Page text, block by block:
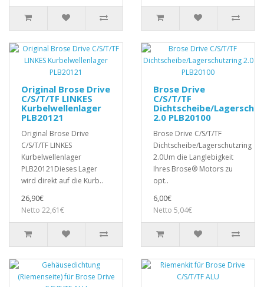
Original Brose Drive
C/S/T/TF LINKES
Kurbelwellenlager
PLB20121
Original Brose Drive
C/S/T/TF LINKES
Kurbelwellenlager
PLB20121Dieses Lager
wird direkt auf die Kurb..
26,90€
Netto 22,61€
Brose Drive
C/S/T/TF
Dichtscheibe/
2.0 PLB20100
Brose Drive C/S/T/TF
Dichtscheibe/Lagerschutzring
2.0Um die Langlebigkeit
Ihres Brose® Motors zu
opt..
6,00€
Netto 5,04€